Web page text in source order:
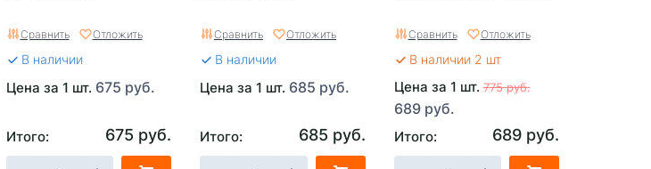
Сравнить Отложить
В наличии
Цена за 1 шт. 675 руб.
Итого: 675 руб.
Сравнить Отложить
В наличии
Цена за 1 шт. 685 руб.
Итого: 685 руб.
Сравнить Отложить
В наличии 2 шт
Цена за 1 шт.775 руб.
689 руб.
Итого: 689 руб.